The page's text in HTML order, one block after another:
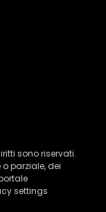
sono riservati.
parziale, dei
settings